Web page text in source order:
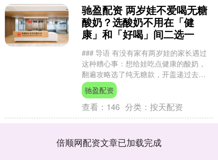
驰盈配资 两岁娃不爱喝无糖
酸奶？选酸奶不用在「健
康」和「好喝」间二选一
### 导语 有没有家有两岁娃的家长遇过
这种糟心事：想给娃吃点健康的酸奶，
翻遍攻略选了纯无糖款，开盖递过去，
娃抿一口就推开，皱着眉说不好喝；想
哄娃喝，加一勺糖又....
驰盈配资
查看： 146 分类：按天配资
倍顺网配资文章已加载完成